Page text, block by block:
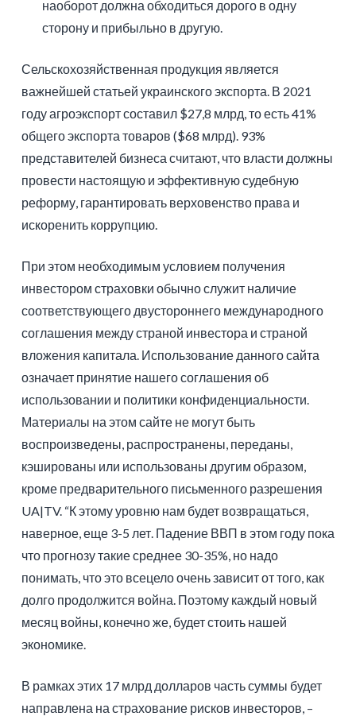
наоборот должна обходиться дорого в одну
сторону и прибыльно в другую.
Сельскохозяйственная продукция является
важнейшей статьей украинского экспорта. В 2021
году агроэкспорт составил $27,8 млрд, то есть 41%
общего экспорта товаров ($68 млрд). 93%
представителей бизнеса считают, что власти должны
провести настоящую и эффективную судебную
реформу, гарантировать верховенство права и
искоренить коррупцию.
При этом необходимым условием получения
инвестором страховки обычно служит наличие
соответствующего двустороннего международного
соглашения между страной инвестора и страной
вложения капитала. Использование данного сайта
означает принятие нашего соглашения об
использовании и политики конфиденциальности.
Материалы на этом сайте не могут быть
воспроизведены, распространены, переданы,
кэшированы или использованы другим образом,
кроме предварительного письменного разрешения
UA|TV. “К этому уровню нам будет возвращаться,
наверное, еще 3-5 лет. Падение ВВП в этом году пока
что прогнозу такие среднее 30-35%, но надо
понимать, что это всецело очень зависит от того, как
долго продолжится война. Поэтому каждый новый
месяц войны, конечно же, будет стоить нашей
экономике.
В рамках этих 17 млрд долларов часть суммы будет
направлена ​​на страхование рисков инвесторов, –